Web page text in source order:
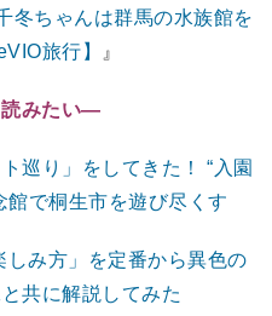
冬ちゃんは群馬の水族館を
旅行】
』
みたい―
巡り」をしてきた！ “入園
館で桐生市を遊び尽くす
み方」を定番から異色の
共に解説してみた